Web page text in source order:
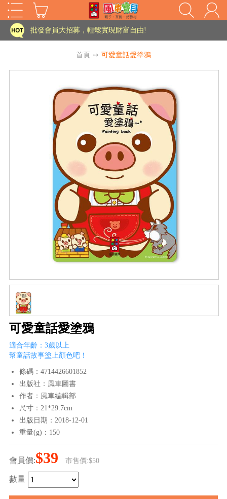
HOT
家長樂了!「風車書版集團暨FOOD超人企業總部」目前正興建中!
批發會員大招募，輕鬆實現財富自由!
老師您好!!幼教會員火熱招募中~
海外購物免煩惱！點我查看『海外購物流程說明』
批發會員大招募，輕鬆實現財富自由!
老師您好!!幼教會員火熱招募中~
海外購物免煩惱！點我查看『海外購物流程說明』
首頁 ➙ 可愛童話愛塗鴉
可愛童話愛塗鴉
適合年齡：3歲以上
幫童話故事塗上顏色吧！
條碼：4714426601852
出版社：風車圖書
作者：風車編輯部
尺寸：21*29.7cm
出版日期：2018-12-01
重量(g)：150
會員價:$39 市售價:$50
數量